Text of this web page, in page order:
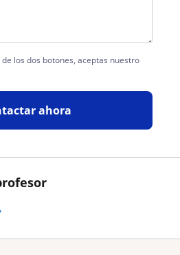
los dos botones, aceptas nuestro
ahora